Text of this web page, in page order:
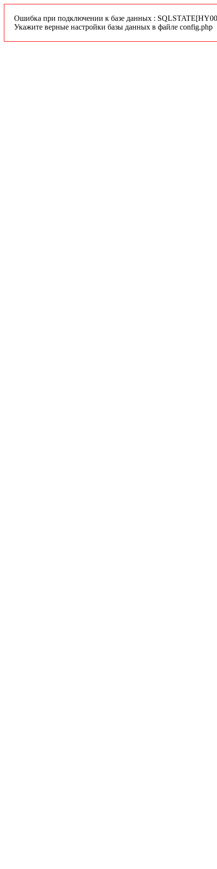
Ошибка при подключении к базе данных :
Укажите верные настройки базы данных в файле config.php